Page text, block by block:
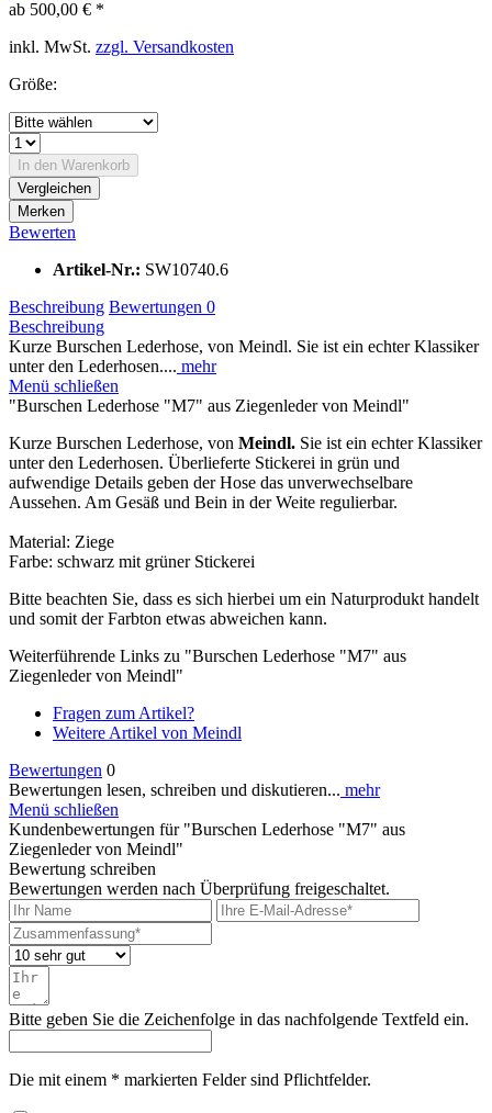
ab 500,00 € *
inkl. MwSt. zzgl. Versandkosten
Größe:
In den Warenkorb
Vergleichen
Merken
Bewerten
Artikel-Nr.: SW10740.6
Beschreibung Bewertungen 0
Beschreibung
Kurze Burschen Lederhose, von Meindl. Sie ist ein echter Klassiker
unter den Lederhosen.... mehr
Menü schließen
"Burschen Lederhose "M7" aus Ziegenleder von Meindl"
Kurze Burschen Lederhose, von Meindl. Sie ist ein echter Klassiker
unter den Lederhosen. Überlieferte Stickerei in grün und
aufwendige Details geben der Hose das unverwechselbare
Aussehen. Am Gesäß und Bein in der Weite regulierbar.
Material: Ziege
Farbe: schwarz mit grüner Stickerei
Bitte beachten Sie, dass es sich hierbei um ein Naturprodukt handelt
und somit der Farbton etwas abweichen kann.
Weiterführende Links zu "Burschen Lederhose "M7" aus
Ziegenleder von Meindl"
Fragen zum Artikel?
Weitere Artikel von Meindl
Bewertungen 0
Bewertungen lesen, schreiben und diskutieren... mehr
Menü schließen
Kundenbewertungen für "Burschen Lederhose "M7" aus
Ziegenleder von Meindl"
Bewertung schreiben
Bewertungen werden nach Überprüfung freigeschaltet.
Bitte geben Sie die Zeichenfolge in das nachfolgende Textfeld ein.
Die mit einem * markierten Felder sind Pflichtfelder.